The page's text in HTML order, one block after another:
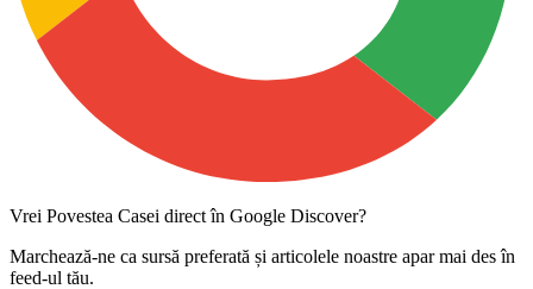
Vrei Povestea Casei direct în Google Discover?
Marchează-ne ca sursă preferată și articolele noastre apar mai des în
feed-ul tău.